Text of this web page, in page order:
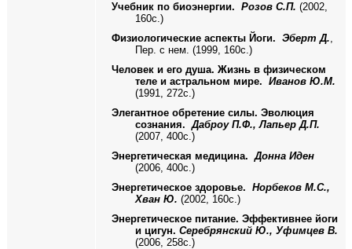
Учебник по биоэнергии. Розов С.П. (2002,
160с.)
Физиологические аспекты Йоги. Эберт Д.,
Пер. с нем. (1999, 160с.)
Человек и его душа. Жизнь в физическом
теле и астральном мире. Иванов Ю.М.
(1991, 272с.)
Элегантное обретение силы. Эволюция
сознания.Даброу П.Ф., Лапьер Д.П.
(2007, 400с.)
Энергетическая медицина.Донна Иден
(2006, 400с.)
Энергетическое здоровье. Норбеков М.С.,
Хван Ю. (2002, 160с.)
Энергетическое питание. Эффективнее йоги
и цигун. Серебрянский Ю., Уфимцев В.
(2006, 258с.)